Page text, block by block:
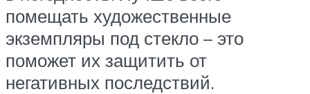
помещать художественные
экземпляры под стекло – это
поможет их защитить от
негативных последствий.